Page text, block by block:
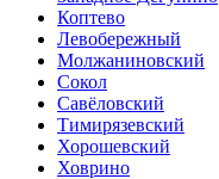
Коптево
Левобережный
Молжаниновский
Сокол
Савёловский
Тимирязевский
Хорошевский
Ховрино